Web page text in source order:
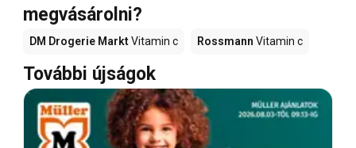
megvásárolni?
DM Drogerie MarktVitamin c Rossmann Vitamin c
További újságok